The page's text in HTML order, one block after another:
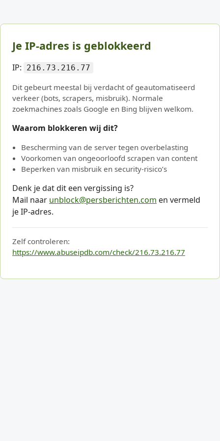
Je IP-adres is geblokkeerd
IP: 216.73.216.77
Dit gebeurt meestal bij verdacht of geautomatiseerd
verkeer (bots, scrapers, misbruik). Normale
zoekmachines zoals Google en Bing blijven welkom.
Waarom blokkeren wij dit?
Bescherming van de server tegen overbelasting
Voorkomen van ongeoorloofd scrapen van content
Beperken van misbruik en security-risico’s
Denk je dat dit een vergissing is?
Mail naar unblock@persberichten.com en vermeld
je IP-adres.
Zelf controleren:
https://www.abuseipdb.com/check/216.73.216.77